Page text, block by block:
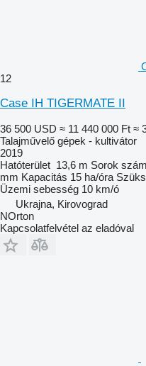
12
Case IH TIGERMATE II
36 500 USD ≈ 11 440 000 Ft ≈
Talajművelő gépek - kultivátor
2019
Hatóterület 13,6 m Sorok
mm Kapacitás 15 ha/óra
Üzemi sebesség 10 km/ó
Ukrajna, Kirovograd
NOrton
Kapcsolatfelvétel az eladóval